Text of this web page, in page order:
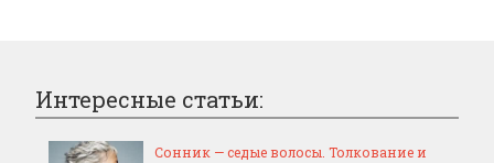
Интересные статьи:
Сонник — седые волосы. Толкование и